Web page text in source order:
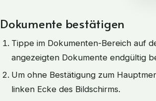
Dokumente bestätigen
Tippe im Dokumenten-Bereich auf
angezeigten Dokumente endgültig
Um ohne Bestätigung zum
linken Ecke des Bildschirms.